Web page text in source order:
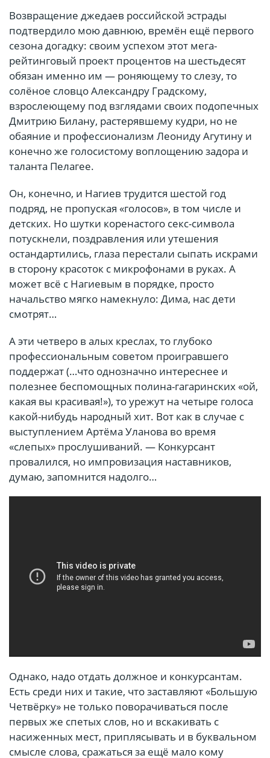
Возвращение джедаев российской эстрады
подтвердило мою давнюю, времён ещё первого
сезона догадку: своим успехом этот мега-
рейтинговый проект процентов на шестьдесят
обязан именно им — роняющему то слезу, то
солёное словцо Александру Градскому,
взрослеющему под взглядами своих подопечных
Дмитрию Билану, растерявшему кудри, но не
обаяние и профессионализм Леониду Агутину и
конечно же голосистому воплощению задора и
таланта Пелагее.
Он, конечно, и Нагиев трудится шестой год
подряд, не пропуская «голосов», в том числе и
детских. Но шутки коренастого секс-символа
потускнели, поздравления или утешения
остандартились, глаза перестали сыпать искрами
в сторону красоток с микрофонами в руках. А
может всё с Нагиевым в порядке, просто
начальство мягко намекнуло: Дима, нас дети
смотрят…
А эти четверо в алых креслах, то глубоко
профессиональным советом проигравшего
поддержат (…что однозначно интереснее и
полезнее беспомощных полина-гагаринских «ой,
какая вы красивая!»), то урежут на четыре голоса
какой-нибудь народный хит. Вот как в случае с
выступлением Артёма Уланова во время
«слепых» прослушиваний. — Конкурсант
провалился, но импровизация наставников,
думаю, запомнится надолго…
Однако, надо отдать должное и конкурсантам.
Есть среди них и такие, что заставляют «Большую
Четвёрку» не только поворачиваться после
первых же спетых слов, но и вскакивать с
насиженных мест, приплясывать и в буквальном
смысле слова, сражаться за ещё мало кому